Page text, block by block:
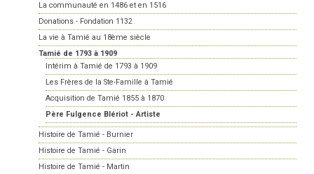
La communauté en 1486 et en 1516
Donations - Fondation 1132
La vie à Tamié au 18ème siècle
Tamié de 1793 à 1909
Intérim à Tamié de 1793 à 1909
Les Frères de la Ste-Famille à Tamié
Acquisition de Tamié 1855 à 1870
Père Fulgence Blériot - Artiste
Histoire de Tamié - Burnier
Histoire de Tamié - Garin
Histoire de Tamié - Martin